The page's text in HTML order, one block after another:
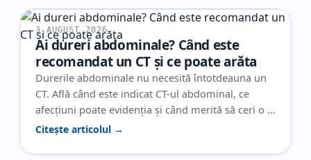
3 AUGUST 2026
Ai dureri abdominale? Când este
recomandat un CT și ce poate arăta
Durerile abdominale nu necesită întotdeauna un
CT. Află când este indicat CT-ul abdominal, ce
afecțiuni poate evidenția și când merită să ceri o a
doua opinie radiologică.
Citește articolul →